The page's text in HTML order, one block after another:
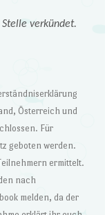
verkündet.
Österreich und
Für
geboten werden.
ermittelt.
nach
melden, da der